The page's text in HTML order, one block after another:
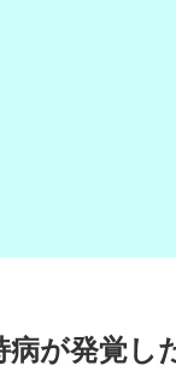
が発覚し